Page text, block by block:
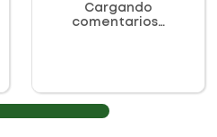
Cargando
comentarios…